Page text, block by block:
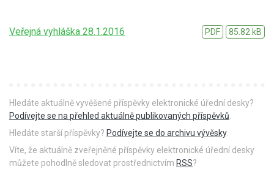
Veřejná vyhláška 28.1.2016 PDF 85.82 kB
Hledáte aktuálně vyvěšené příspěvky elektronické úřední desky?
Podívejte se na přehled aktuálně publikovaných příspěvků
Hledáte starší příspěvky? Podívejte se do archivu vývěsky.
Víte, že aktuálně zveřejněné příspěvky elektronické úřední desky
můžete pohodlně sledovat prostřednictvím RSS?